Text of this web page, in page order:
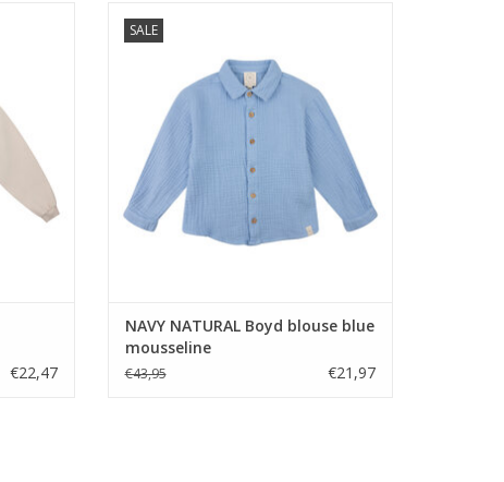
€22,47
SALE
TOEVOEGEN AAN WINKELWAGEN
NAVY NATURAL Boyd blouse blue
mousseline
€43,95 €21,97